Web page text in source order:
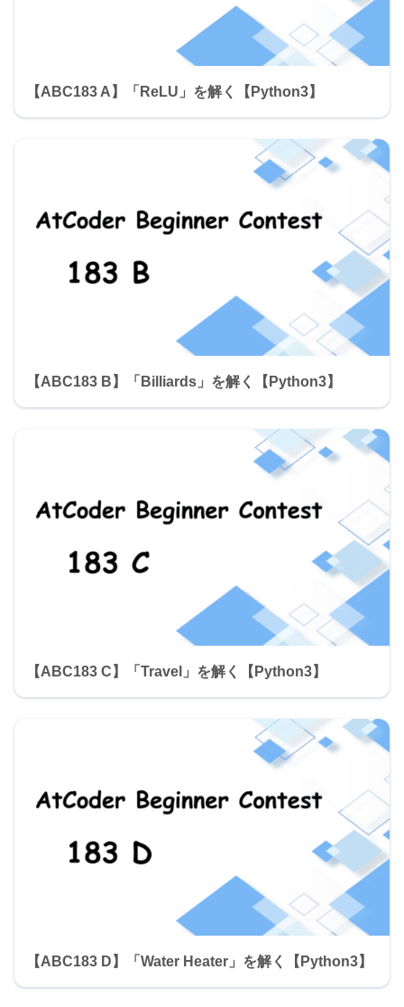
【ABC183 A】「ReLU」を解く【Python3】
【ABC183 B】「Billiards」を解く【Python3】
【ABC183 C】「Travel」を解く【Python3】
【ABC183 D】「Water Heater」を解く【Python3】